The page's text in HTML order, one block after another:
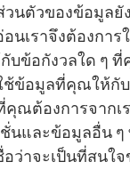
วนตัวของข้อมูลยั
นเราจึงต้องการ
บข้อกังวลใด ๆ
ช้ข้อมูลที่คุณให้กับ
คุณต้องการจากเ
นและข้อมูลอื่น ๆ
ชื่อว่าจะเป็นที่สน